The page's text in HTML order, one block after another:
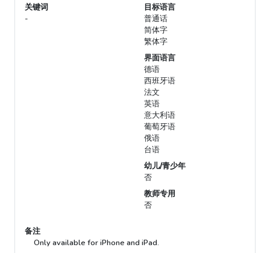
关键词
-
目标语言
普通话
简体字
繁体字
界面语言
德语
西班牙语
法文
英语
意大利语
葡萄牙语
俄语
台语
幼儿/青少年
否
教师专用
否
备注
Only available for iPhone and iPad.